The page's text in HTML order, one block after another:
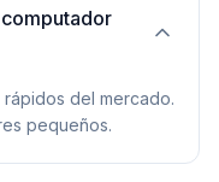
rápidos del mercado.
pequeños.